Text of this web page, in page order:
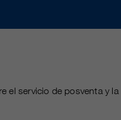
el servicio de posventa y la